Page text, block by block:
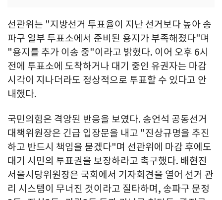
선관위는 "지방선거 투표율이 지난 선거보다 높아 송
파구 일부 투표소에서 준비된 용지가 부족해졌다"며
"용지를 추가 이송 중"이라고 밝혔다. 이어 오후 6시
전에 투표소에 도착하거나 대기 중인 유권자는 마감
시각이 지나더라도 정상적으로 투표할 수 있다고 안
내했다.
국민의힘은 격앙된 반응을 보였다. 송언석 공동선거
대책위원장은 긴급 입장문을 내고 "진상규명을 추진
하고 반드시 책임을 묻겠다"며 선관위에 마감 후에도
대기 시민의 투표권을 보장하라고 촉구했다. 배현진
서울시당위원장은 국회에서 기자회견을 열어 선거 관
리 시스템이 무너진 것이라고 질타하며, 송파구 문정